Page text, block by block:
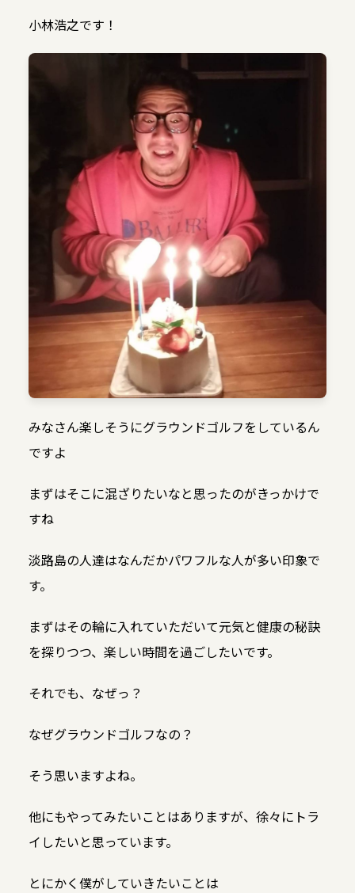
小林浩之です！
みなさん楽しそうにグラウンドゴルフをしているん
ですよ
まずはそこに混ざりたいなと思ったのがきっかけで
すね
淡路島の人達はなんだかパワフルな人が多い印象で
す。
まずはその輪に入れていただいて元気と健康の秘訣
を探りつつ、楽しい時間を過ごしたいです。
それでも、なぜっ？
なぜグラウンドゴルフなの？
そう思いますよね。
他にもやってみたいことはありますが、徐々にトラ
イしたいと思っています。
とにかく僕がしていきたいことは